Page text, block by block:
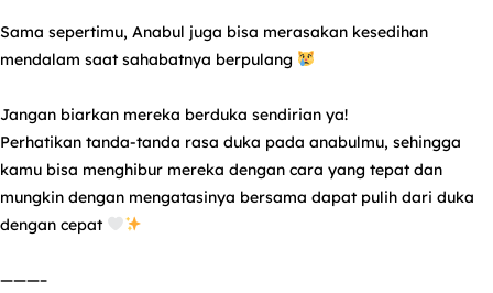
Sama sepertimu, Anabul juga bisa merasakan kesedihan
mendalam saat sahabatnya berpulang
Jangan biarkan mereka berduka sendirian ya!
Perhatikan tanda-tanda rasa duka pada anabulmu, sehingga
kamu bisa menghibur mereka dengan cara yang tepat dan
mungkin dengan mengatasinya bersama dapat pulih dari duka
dengan cepat
———–